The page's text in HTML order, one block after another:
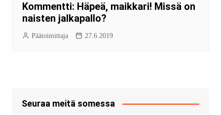
Kommentti: Häpeä, maikkari! Missä on
naisten jalkapallo?
Päätoimittaja 27.6.2019
Seuraa meitä somessa